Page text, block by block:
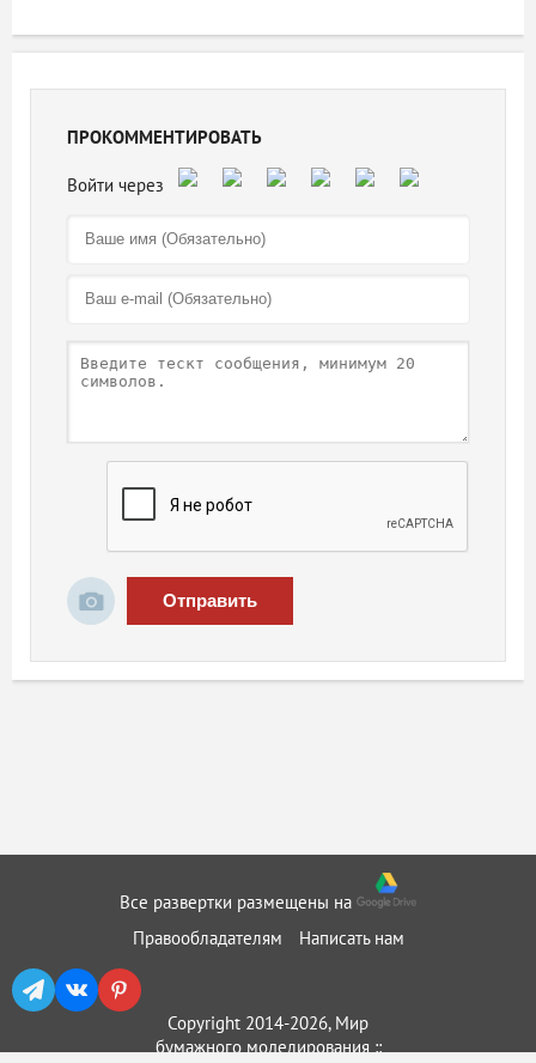
ПРОКОММЕНТИРОВАТЬ
Отправить
Все развертки размещены на
Правообладателям
Написать нам
Copyright 2014-2026, Мир
бумажного моделирования ::